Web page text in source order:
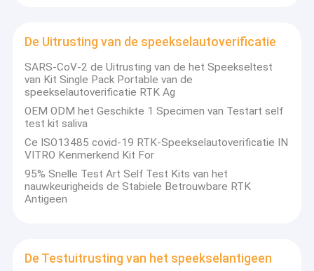
De Uitrusting van de speekselautoverificatie
SARS-CoV-2 de Uitrusting van de het Speekseltest
van Kit Single Pack Portable van de
speekselautoverificatie RTK Ag
OEM ODM het Geschikte 1 Specimen van Testart self
test kit saliva
Ce ISO13485 covid-19 RTK-Speekselautoverificatie IN
VITRO Kenmerkend Kit For
95% Snelle Test Art Self Test Kits van het
nauwkeurigheids de Stabiele Betrouwbare RTK
Antigeen
De Testuitrusting van het speekselantigeen